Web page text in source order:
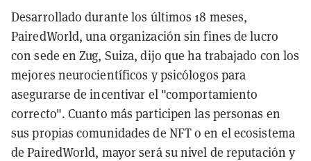
Desarrollado durante los últimos 18 meses,
PairedWorld, una organización sin fines de lucro
con sede en Zug, Suiza, dijo que ha trabajado con los
mejores neurocientíficos y psicólogos para
asegurarse de incentivar el "comportamiento
correcto". Cuanto más participen las personas en
sus propias comunidades de NFT o en el ecosistema
de PairedWorld, mayor será su nivel de reputación y